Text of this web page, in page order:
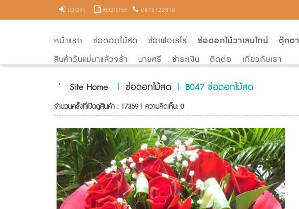
LOGIN REGISTER 0875122818
หน้าแรก ช่อดอกไม้สด ช่อเฟอเรโร่ ช่อดอกไม้วาเลนไทน์ ตุ๊กตา
สินค้าวันแม่มาแล้วจร้า
บายศรี ชำระเงิน ติดต่อ เกี่ยวกับเรา
Site Home | ช่อดอกไม้สด | B047 ช่อดอกไม้สด
จำนวนครั้งที่เปิดดูสินค้า : 17359 | ความคิดเห็น: 0